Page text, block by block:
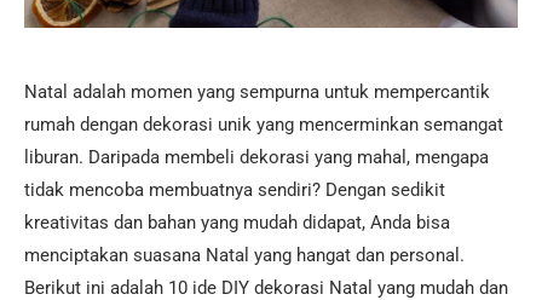
Natal adalah momen yang sempurna untuk mempercantik
rumah dengan dekorasi unik yang mencerminkan semangat
liburan. Daripada membeli dekorasi yang mahal, mengapa
tidak mencoba membuatnya sendiri? Dengan sedikit
kreativitas dan bahan yang mudah didapat, Anda bisa
menciptakan suasana Natal yang hangat dan personal.
Berikut ini adalah 10 ide DIY dekorasi Natal yang mudah dan